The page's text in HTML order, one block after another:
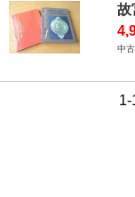
故
中
1-